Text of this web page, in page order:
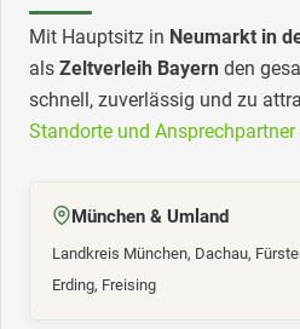
Mit Hauptsitz in Neumarkt in
als Zeltverleih Bayern den
schnell, zuverlässig und zu
Standorte und Ansprechpartner
München & Umland
Landkreis München, Dachau,
Erding, Freising